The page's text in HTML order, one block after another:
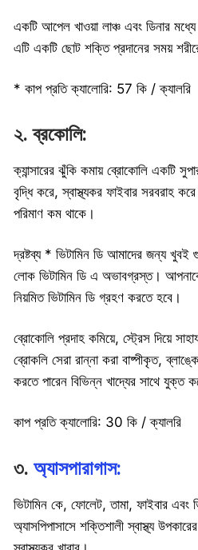
একটি আপেল খাওয়া লাঞ্চ এবং ডিনার
এটি একটি ছোট শক্তি প্রদানের সময়
* কাপ প্রতি ক্যালোরি: 57 কি / ক্যালরি
২. ব্রকোলি:
ক্যান্সারের ঝুঁকি কমায় ব্রোকোলি একটি
বৃদ্ধি করে, স্বাস্থ্যকর ফাইবার সরবরাহ
পরিমাণ কম থাকে।
দ্রষ্টব্য * ভিটামিন ডি আমাদের জন্য
লোক ভিটামিন ডি এ অভাবগ্রস্ত।
নিয়মিত ভিটামিন ডি গ্রহণ করতে হবে।
ব্রোকোলি প্রদাহ কমিয়ে, স্ট্রেস দিয়ে
ব্রোকলি সেরা রান্না করা বাষ্পীকৃত,
করতে পারেন বিভিন্ন খাদ্যের সাথে যুক্ত
কাপ প্রতি ক্যালোরি: 30 কি / ক্যালরি
৩. অ্যাসপারাগাস:
ভিটামিন কে, ফোলেট, তামা, ফাইবার এবং
অ্যাসপিপাসাসে শক্তিশালী স্বাস্থ্য